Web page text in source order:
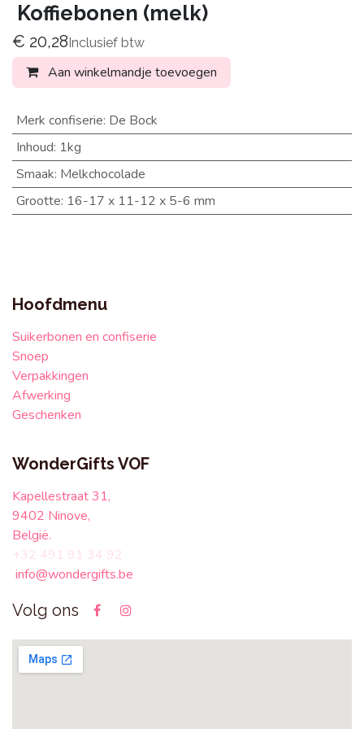
Koffiebonen (melk)
€ 20,28Inclusief btw
Aan winkelmandje toevoegen
Merk confiserie: De Bock
Inhoud: 1kg
Smaak: Melkchocolade
Grootte: 16-17 x 11-12 x 5-6 mm
Hoofdmenu
Suikerbonen en confiserie
Snoep
Verpakkingen
Afwerking
Geschenken
WonderGifts VOF
Kapellestraat 31,
9402 Ninove,
België.
+32 491 91 34 92
info@wondergifts.be
Volg ons